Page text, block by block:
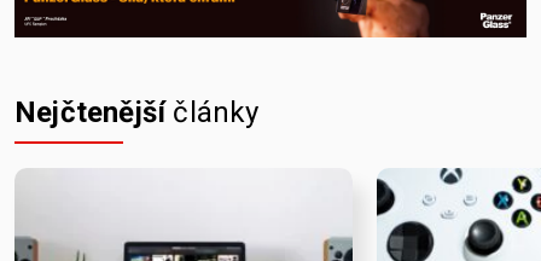
Nejčtenějšíčlánky